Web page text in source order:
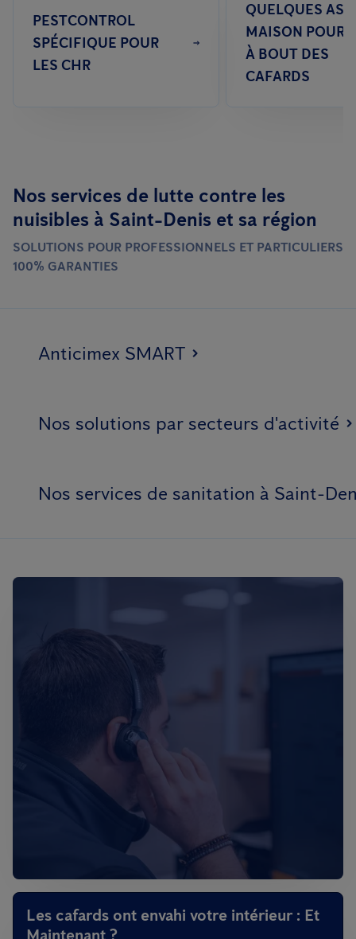
PESTCONTROL
SPÉCIFIQUE POUR
LES CHR
QUELQUES
MAISON POUR
À BOUT DES
CAFARDS
Nos services de lutte contre les
nuisibles à Saint-Denis et sa région
SOLUTIONS POUR PROFESSIONNELS ET PARTICULIERS
100% GARANTIES
Anticimex SMART
Nos solutions par secteurs d'activité
Nos services de sanitation à Saint-
Les cafards ont envahi votre intérieur : Et
Maintenant ?